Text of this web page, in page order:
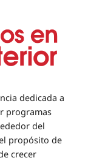
dedicada a
programas
del
propósito de
crecer